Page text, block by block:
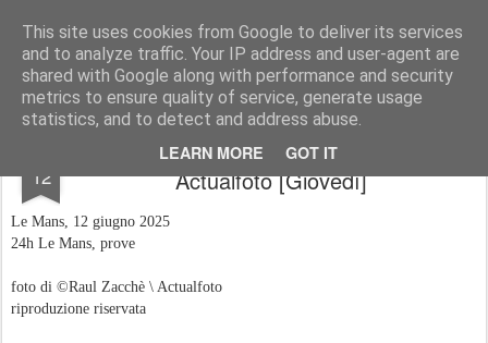
This site uses cookies from Google to deliver its services
and to analyze traffic. Your IP address and user-agent are
shared with Google along with performance and security
metrics to ensure quality of service, generate usage
statistics, and to detect and address abuse.
LEARN MORE GOT IT
AutoMotoCorse. Motorsport Random News 280912
12
24h Le Mans - \ foto di Raul Zacchè -
Actualfoto [Giovedì]
Le Mans, 12 giugno 2025
24h Le Mans, prove
foto di ©️Raul Zacchè \ Actualfoto
riproduzione riservata